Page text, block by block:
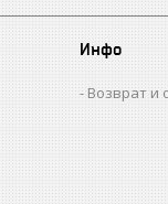
Инфо
Возврат и